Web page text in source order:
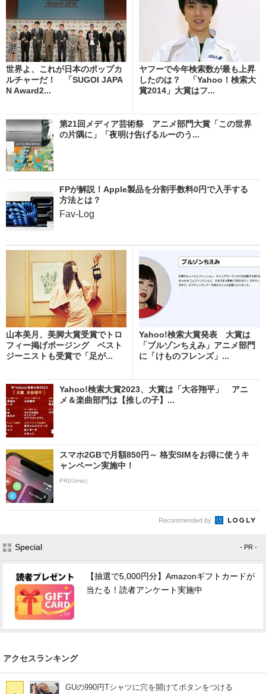
世界よ、これが日本のポップカ
ルチャーだ！ 「SUGOI JAPA
N Award2...
ヤフーで今年検索数が最も上昇
したのは？ 「Yahoo！検索大
賞2014」大賞はフ...
第21回メディア芸術祭 アニメ部門大賞「この世界
の片隅に」「夜明け告げるルーのう...
FPが解説！Apple製品を分割手数料0円で入手する
方法とは？
Fav-Log
山本美月、美脚大賞受賞でトロ
フィー掲げポージング ベスト
ジーニストも受賞で「足が...
Yahoo!検索大賞発表 大賞は
「ブルゾンちえみ」アニメ部門
に「けものフレンズ」...
Yahoo!検索大賞2023、大賞は「大谷翔平」 アニ
メ＆楽曲部門は【推しの子】...
スマホ2GBで月額850円～ 格安SIMをお得に使うキ
ャンペーン実施中！
PR(IIJmio)
Recommended by
Special - PR -
【抽選で5,000円分】Amazonギフトカードが
当たる！読者アンケート実施中
アクセスランキング
GUの990円Tシャツに穴を開けてボタンをつける